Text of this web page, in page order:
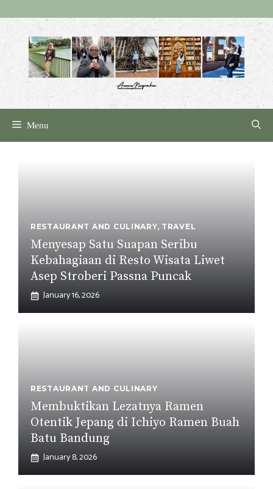
content
Menu
RESTAURANT AND CULINARY, TRAVEL
Menyesap Satu Suapan Seribu
Kebahagiaan di Resto Wisata Liwet
Asep Stroberi Passna Puncak
January 16, 2026
RESTAURANT AND CULINARY
Membuktikan Lezatnya Ramen
Otentik Jepang di Ichiyo Ramen Buah
Batu Bandung
January 8, 2026